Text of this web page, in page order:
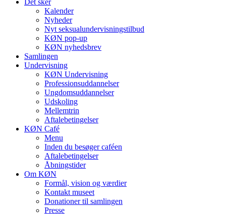
Kalender
Nyheder
Nyt seksualundervisningstilbud
KØN pop-up
KØN nyhedsbrev
Samlingen
Undervisning
KØN Undervisning
Professionsuddannelser
Ungdomsuddannelser
Udskoling
Mellemtrin
Aftalebetingelser
KØN Café
Menu
Inden du besøger caféen
Aftalebetingelser
Åbningstider
Om KØN
Formål, vision og værdier
Kontakt museet
Donationer til samlingen
Presse